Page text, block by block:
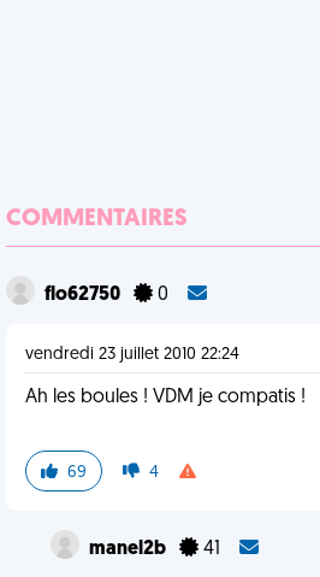
COMMENTAIRES
flo62750 0
vendredi 23 juillet 2010 22:24
Ah les boules ! VDM je compatis !
69 4
manel2b 41